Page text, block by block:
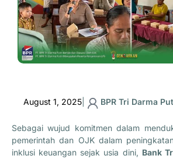
August 1, 2025 BPR Tri Darma
Sebagai wujud komitmen dalam
pemerintah dan OJK dalam
inklusi keuangan sejak usia dini, Bank